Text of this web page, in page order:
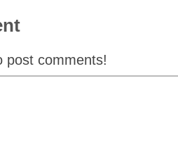
post comments!